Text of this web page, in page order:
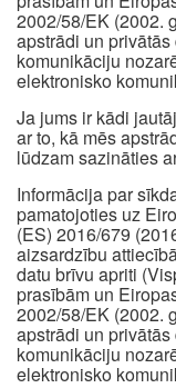
2002/58/EK (2002.
apstrādi un
komunikāciju
elektronisko
Ja jums ir kādi
ar to, kā mēs
lūdzam sazināties
Informācija par
pamatojoties uz
(ES) 2016/679
aizsardzību
datu brīvu apriti
prasībām un
2002/58/EK (2002.
apstrādi un
komunikāciju
elektronisko